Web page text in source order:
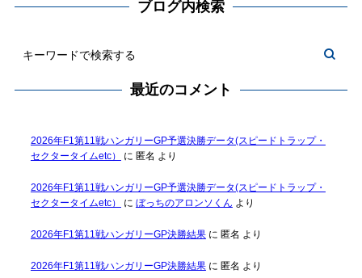
ブログ内検索
最近のコメント
2026年F1第11戦ハンガリーGP予選決勝データ(スピードトラップ・
セクタータイムetc）
に 匿名 より
2026年F1第11戦ハンガリーGP予選決勝データ(スピードトラップ・
セクタータイムetc）
に ぼっちのアロンソくん より
2026年F1第11戦ハンガリーGP決勝結果に 匿名 より
2026年F1第11戦ハンガリーGP決勝結果に 匿名 より